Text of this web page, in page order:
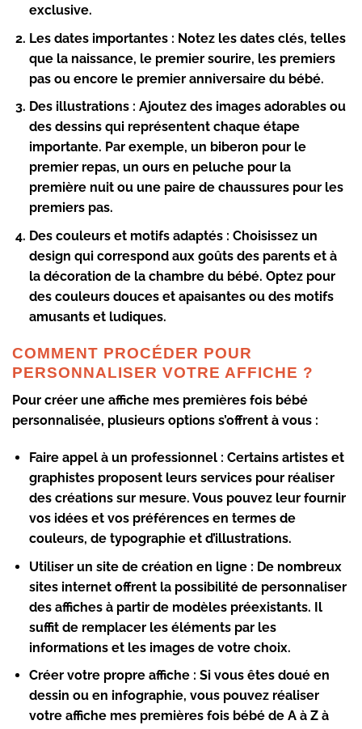
exclusive.
Les dates importantes: Notez les dates clés, telles
que la naissance, le premier sourire, les premiers
pas ou encore le premier anniversaire du bébé.
Des illustrations: Ajoutez des images adorables ou
des dessins qui représentent chaque étape
importante. Par exemple, un biberon pour le
premier repas, un ours en peluche pour la
première nuit ou une paire de chaussures pour les
premiers pas.
Des couleurs et motifs adaptés: Choisissez un
design qui correspond aux goûts des parents et à
la décoration de la chambre du bébé. Optez pour
des couleurs douces et apaisantes ou des motifs
amusants et ludiques.
COMMENT PROCÉDER POUR
PERSONNALISER VOTRE AFFICHE ?
Pour créer une affiche mes premières fois bébé
personnalisée, plusieurs options s’offrent à vous :
Faire appel à un professionnel: Certains artistes et
graphistes proposent leurs services pour réaliser
des créations sur mesure. Vous pouvez leur fournir
vos idées et vos préférences en termes de
couleurs, de typographie et d’illustrations.
Utiliser un site de création en ligne: De nombreux
sites internet offrent la possibilité de personnaliser
des affiches à partir de modèles préexistants. Il
suffit de remplacer les éléments par les
informations et les images de votre choix.
Créer votre propre affiche: Si vous êtes doué en
dessin ou en infographie, vous pouvez réaliser
votre affiche mes premières fois bébé de A à Z à